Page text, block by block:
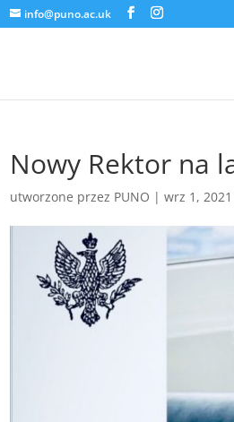
info@puno.ac.uk
Nowy Rektor na
utworzone przez PUNO |wrz 1, 2021